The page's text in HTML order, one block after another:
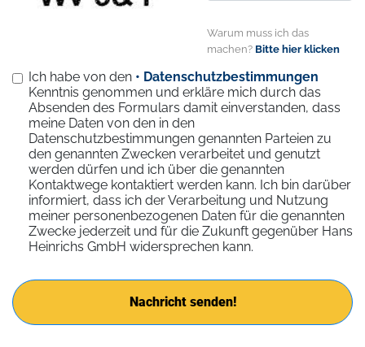
Warum muss ich das
machen? Bitte hier klicken
Ich habe von den • Datenschutzbestimmungen
Kenntnis genommen und erkläre mich durch das
Absenden des Formulars damit einverstanden, dass
meine Daten von den in den
Datenschutzbestimmungen genannten Parteien zu
den genannten Zwecken verarbeitet und genutzt
werden dürfen und ich über die genannten
Kontaktwege kontaktiert werden kann. Ich bin darüber
informiert, dass ich der Verarbeitung und Nutzung
meiner personenbezogenen Daten für die genannten
Zwecke jederzeit und für die Zukunft gegenüber Hans
Heinrichs GmbH widersprechen kann.
Nachricht senden!